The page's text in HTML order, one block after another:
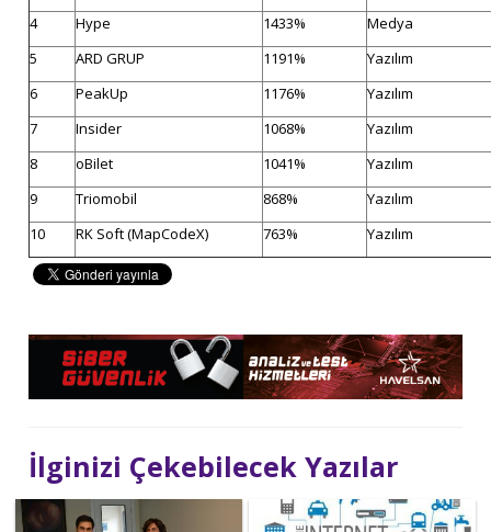
4
Hype 1433%
Medya
5
ARD GRUP 1191%
Yazılım
6
PeakUp 1176%
Yazılım
7
Insider 1068%
Yazılım
8
oBilet 1041%
Yazılım
9
Triomobil 868%
Yazılım
10
RK Soft (MapCodeX) 763% Yazılım
İlginizi Çekebilecek Yazılar